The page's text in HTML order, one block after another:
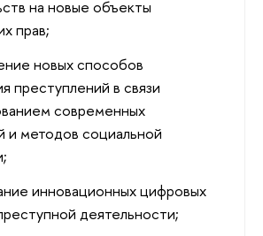
на новые объекты
прав;
новых способов
преступлений в связи
современных
и методов социальной
инновационных цифровых
деятельности;